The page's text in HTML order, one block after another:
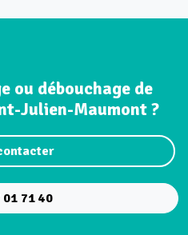
ou débouchage de
Julien-Maumont ?
01 71 40